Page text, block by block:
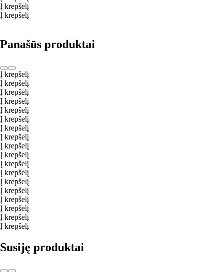
Į krepšelį
Į krepšelį
Panašūs produktai
Į krepšelį
Į krepšelį
Į krepšelį
Į krepšelį
Į krepšelį
Į krepšelį
Į krepšelį
Į krepšelį
Į krepšelį
Į krepšelį
Į krepšelį
Į krepšelį
Į krepšelį
Į krepšelį
Į krepšelį
Į krepšelį
Į krepšelį
Į krepšelį
Susiję produktai